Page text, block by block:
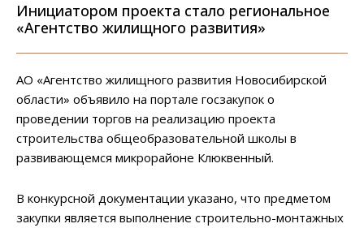
Инициатором проекта стало региональное
«Агентство жилищного развития»
АО «Агентство жилищного развития Новосибирской
области» объявило на портале госзакупок о
проведении торгов на реализацию проекта
строительства общеобразовательной школы в
развивающемся микрорайоне Клюквенный.
В конкурсной документации указано, что предметом
закупки является выполнение строительно-монтажных